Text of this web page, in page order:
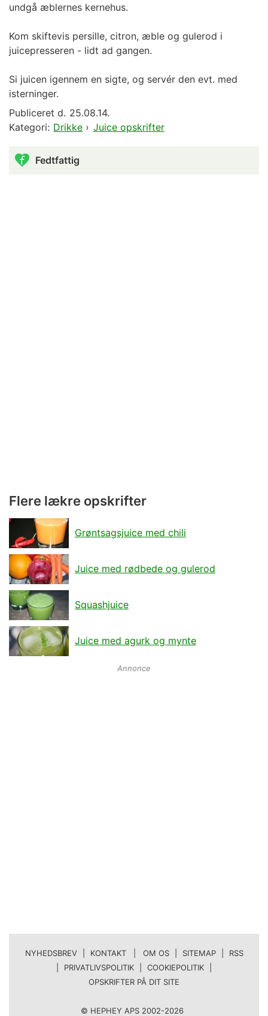
undgå æblernes kernehus.
Kom skiftevis persille, citron, æble og gulerod i
juicepresseren - lidt ad gangen.
Si juicen igennem en sigte, og servér den evt. med
isterninger.
Publiceret d. 25.08.14.
Kategori: Drikke › Juice opskrifter
Fedtfattig
Flere lækre opskrifter
Grøntsagsjuice med chili
Juice med rødbede og gulerod
Squashjuice
Juice med agurk og mynte
Annonce
NYHEDSBREV KONTAKT | OM OS SITEMAP
RSS
PRIVATLIVSPOLITIK COOKIEPOLITIK
OPSKRIFTER PÅ DIT SITE
© HEPHEY APS 2002-2026